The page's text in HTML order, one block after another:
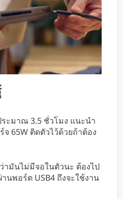
ระมาณ 3.5 ชั่วโมง แนะนำ
65W ติดตัวไว้ด้วยถ้าต้อง
ามันไม่มีจอในตัวนะ ต้องไป
นพอร์ต USB4 ถึงจะใช้งาน